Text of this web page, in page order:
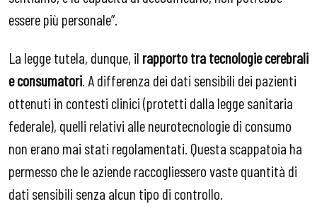
essere più personale”.
La legge tutela, dunque, il rapporto tra tecnologie cerebrali
e consumatori . A differenza dei dati sensibili dei pazienti
ottenuti in contesti clinici (protetti dalla legge sanitaria
federale), quelli relativi alle neurotecnologie di consumo
non erano mai stati regolamentati. Questa scappatoia ha
permesso che le aziende raccogliessero vaste quantità di
dati sensibili senza alcun tipo di controllo.